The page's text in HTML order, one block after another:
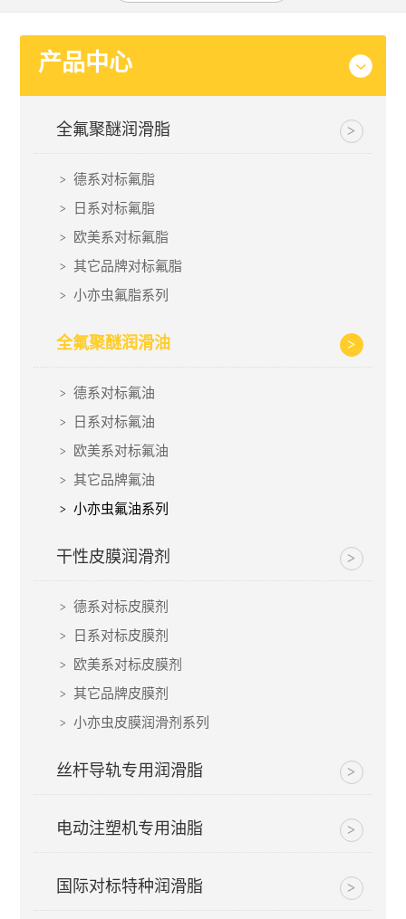
产品中心
全氟聚醚润滑脂
德系对标氟脂
日系对标氟脂
欧美系对标氟脂
其它品牌对标氟脂
小亦虫氟脂系列
全氟聚醚润滑油
德系对标氟油
日系对标氟油
欧美系对标氟油
其它品牌氟油
小亦虫氟油系列
干性皮膜润滑剂
德系对标皮膜剂
日系对标皮膜剂
欧美系对标皮膜剂
其它品牌皮膜剂
小亦虫皮膜润滑剂系列
丝杆导轨专用润滑脂
电动注塑机专用油脂
国际对标特种润滑脂